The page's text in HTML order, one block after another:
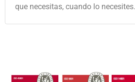
que necesitas, cuando lo necesites.